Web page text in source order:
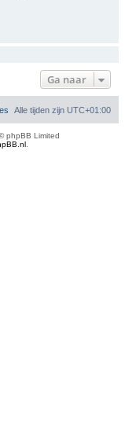
Ga naar
Alle tijden zijn UTC+01:00
phpBB Limited